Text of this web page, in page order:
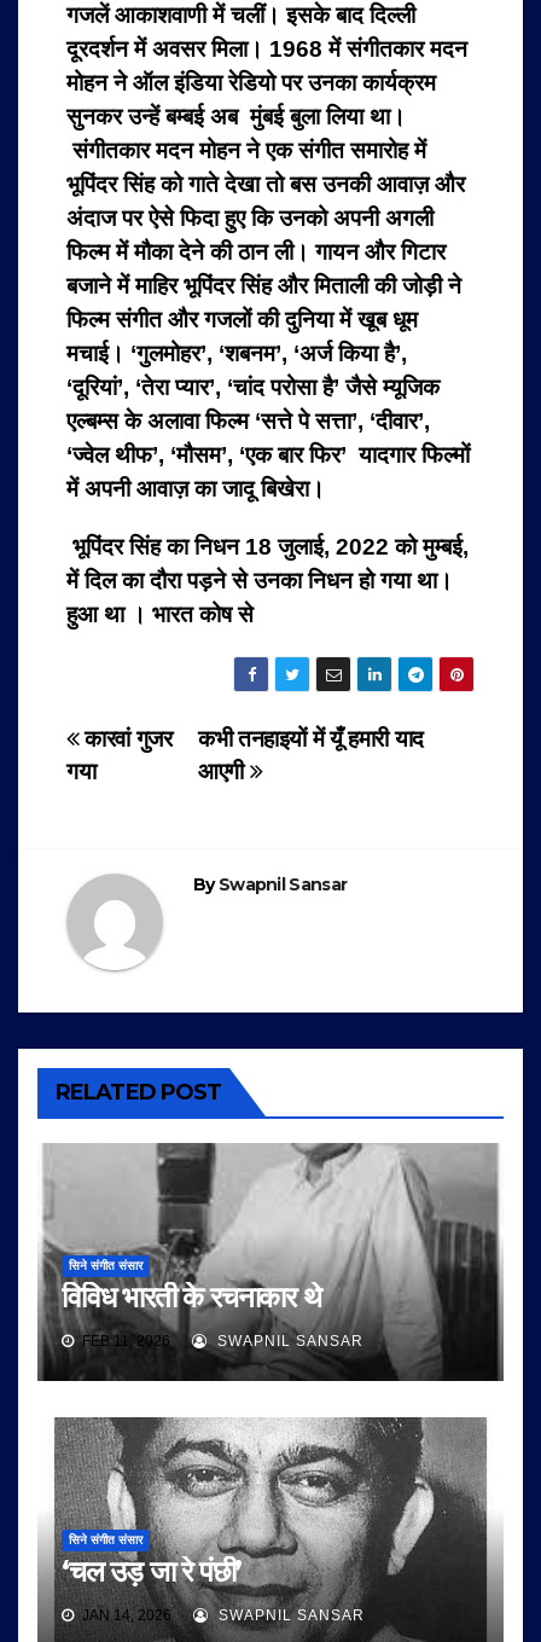
गजलें आकाशवाणी में चलीं। इसके बाद दिल्ली
दूरदर्शन में अवसर मिला। 1968 में संगीतकार मदन
मोहन ने ऑल इंडिया रेडियो पर उनका कार्यक्रम
सुनकर उन्हें बम्बई अब मुंबई बुला लिया था।
संगीतकार मदन मोहन ने एक संगीत समारोह में
भूपिंदर सिंह को गाते देखा तो बस उनकी आवाज़ और
अंदाज पर ऐसे फिदा हुए कि उनको अपनी अगली
फिल्म में मौका देने की ठान ली। गायन और गिटार
बजाने में माहिर भूपिंदर सिंह और मिताली की जोड़ी ने
फिल्म संगीत और गजलों की दुनिया में खूब धूम
मचाई। ‘गुलमोहर’, ‘शबनम’, ‘अर्ज किया है’,
‘दूरियां’, ‘तेरा प्यार’, ‘चांद परोसा है’ जैसे म्यूजिक
एल्बम्स के अलावा फिल्म ‘सत्ते पे सत्ता’, ‘दीवार’,
‘ज्वेल थीफ’, ‘मौसम’, ‘एक बार फिर’ यादगार फिल्मों
में अपनी आवाज़ का जादू बिखेरा।
भूपिंदर सिंह का निधन 18 जुलाई, 2022 को मुम्बई,
में दिल का दौरा पड़ने से उनका निधन हो गया था।
हुआ था । भारत कोष से
Post
navigation
कभी तनहाइयों में यूँ हमारी याद
आएगी
कारवां गुजर
गया
BySwapnil Sansar
RELATED POST
सिने संगीत संसार
विविध भारती के रचनाकार थे
FEB 11, 2026 SWAPNIL SANSAR
सिने संगीत संसार
‘चल उड़ जा रे पंछी’
JAN 14, 2026 SWAPNIL SANSAR